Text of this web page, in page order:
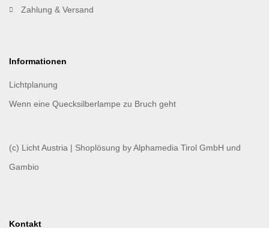
Zahlung & Versand
Informationen
Lichtplanung
Wenn eine Quecksilberlampe zu Bruch geht
(c) Licht Austria | Shoplösung byAlphamedia Tirol GmbH und
Gambio
Kontakt